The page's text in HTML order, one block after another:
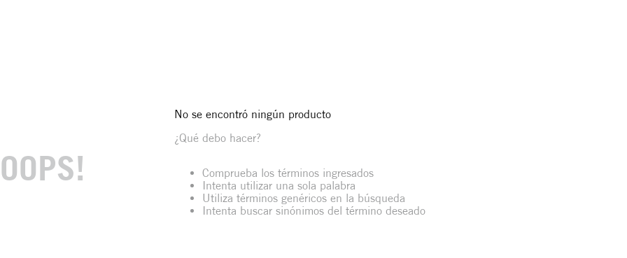
OOPS!
No se encontró ningún producto
¿Qué debo hacer?
Comprueba los términos ingresados
Intenta utilizar una sola palabra
Utiliza términos genéricos en la búsqueda
Intenta buscar sinónimos del término deseado